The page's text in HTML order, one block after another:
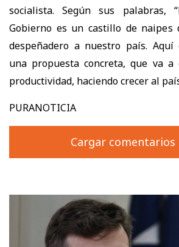
socialista. Según sus palabras,
Gobierno es un castillo de
despeñadero a nuestro país. Aquí
una propuesta concreta, que va a
productividad, haciendo crecer al
PURANOTICIA
Cargar comentarios